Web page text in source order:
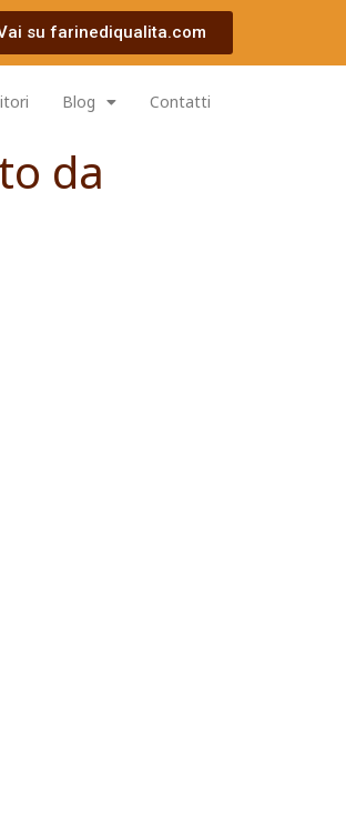
su farinediqualita.com
Blog Contatti
da